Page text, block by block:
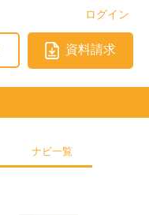
ログイン
資料請求
ナビ一覧